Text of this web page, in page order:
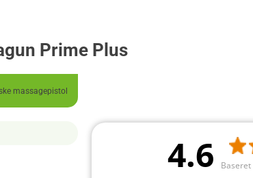
Prime Plus
massagepistol
4.6